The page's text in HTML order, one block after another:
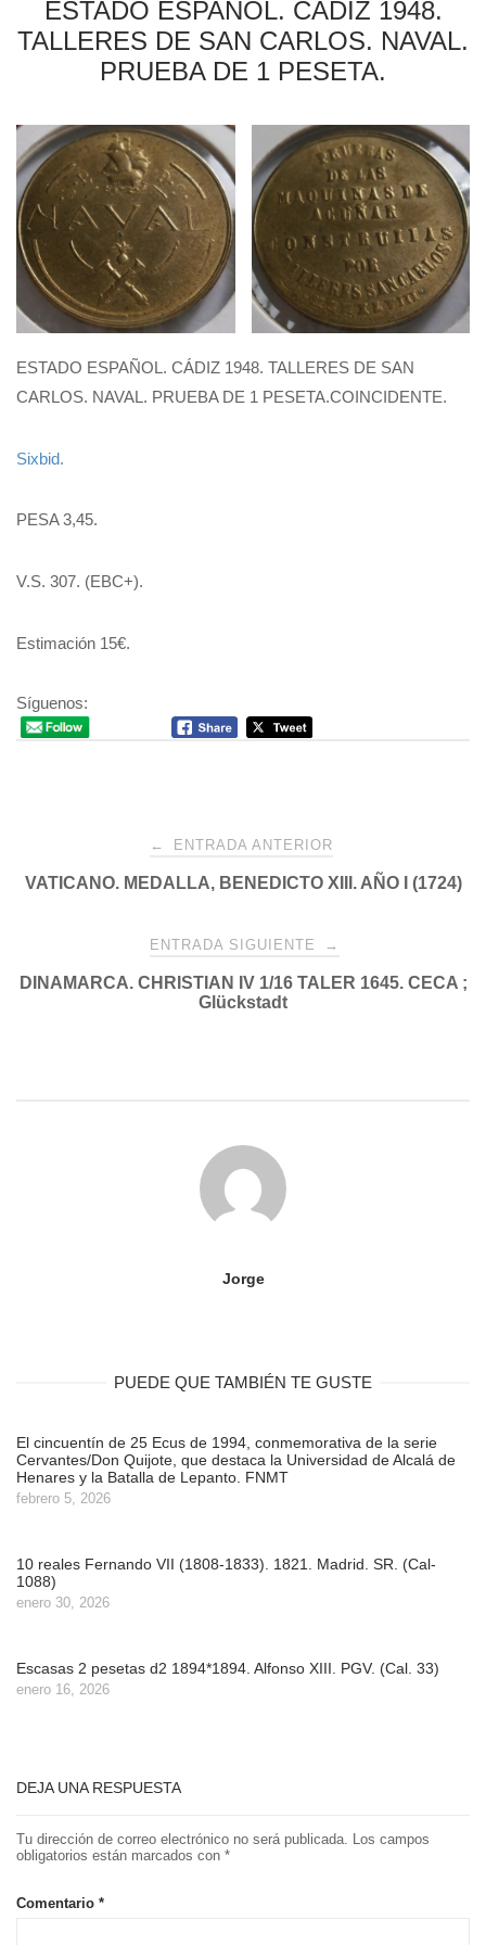
ESTADO ESPAÑOL. CÁDIZ 1948.
TALLERES DE SAN CARLOS. NAVAL.
PRUEBA DE 1 PESETA.
ESTADO ESPAÑOL. CÁDIZ 1948. TALLERES DE SAN
CARLOS. NAVAL. PRUEBA DE 1 PESETA.COINCIDENTE.
Sixbid.
PESA 3,45.
V.S. 307. (EBC+).
Estimación 15€.
Síguenos:
Navegación
de
← ENTRADA ANTERIOR
VATICANO. MEDALLA, BENEDICTO XIII. AÑO I (1724)
ENTRADA SIGUIENTE →
DINAMARCA. CHRISTIAN IV 1/16 TALER 1645. CECA ;
Glückstadt
Jorge
PUEDE QUE TAMBIÉN TE GUSTE
El cincuentín de 25 Ecus de 1994, conmemorativa de la serie
Cervantes/Don Quijote, que destaca la Universidad de Alcalá de
Henares y la Batalla de Lepanto. FNMT
febrero 5, 2026
10 reales Fernando VII (1808-1833). 1821. Madrid. SR. (Cal-
1088)
enero 30, 2026
Escasas 2 pesetas d2 1894*1894. Alfonso XIII. PGV. (Cal. 33)
enero 16, 2026
DEJA UNA RESPUESTA
Tu dirección de correo electrónico no será publicada.
Los campos
obligatorios están marcados con *
Comentario *